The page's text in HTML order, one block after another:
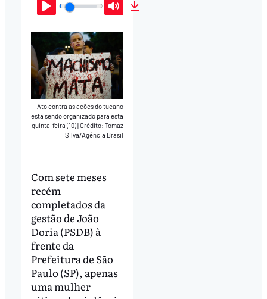
Play Mute
Ato contra as ações do tucano
está sendo organizado para esta
quinta-feira (10)|Crédito: Tomaz
Silva/Agência Brasil
Com sete meses
recém
completados da
gestão de João
Doria (PSDB) à
frente da
Prefeitura de São
Paulo (SP), apenas
uma mulher